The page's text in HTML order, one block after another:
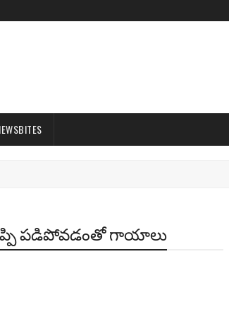
పడిపోవడంతో గాయాలు